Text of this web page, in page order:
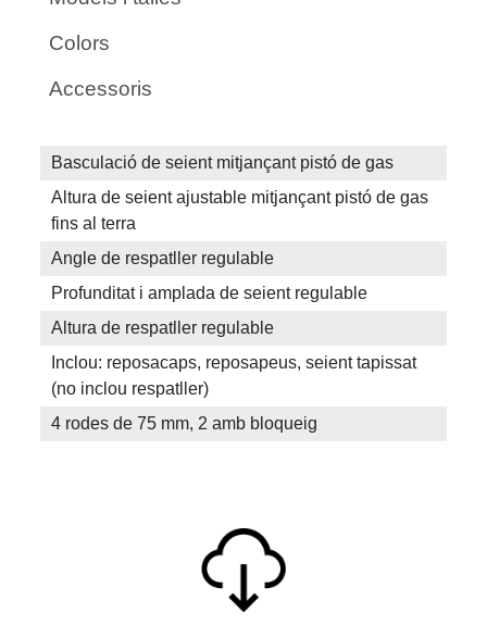
Colors
Accessoris
Basculació de seient mitjançant pistó de gas
Altura de seient ajustable mitjançant pistó de gas
fins al terra
Angle de respatller regulable
Profunditat i amplada de seient regulable
Altura de respatller regulable
Inclou: reposacaps, reposapeus, seient tapissat
(no inclou respatller)
4 rodes de 75 mm, 2 amb bloqueig